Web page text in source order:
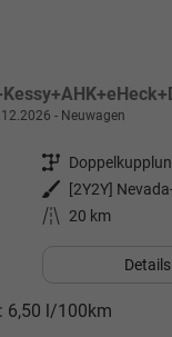
Neuwagen
Getriebe
Außenfarbe
Kilometerstand 20 km
Details
6,50 l/100km